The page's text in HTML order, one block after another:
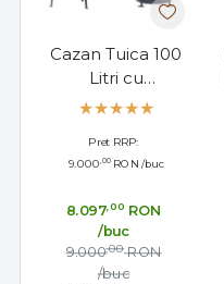
Cazan Tuica 100
Litri cu
Amestecator,
Robinet
Pret RRP:
9.000,00 RON /buc
8.097,00 RON
/buc
9.000,00 RON
/buc